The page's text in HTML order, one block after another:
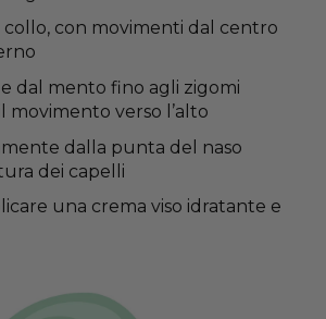
collo, con movimenti dal centro
dal mento fino agli zigomi
movimento verso l’alto
dalla punta del naso
dei capelli
una crema viso idratante e